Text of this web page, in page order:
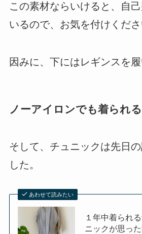
この素材ならいけると、自
いるので、お気を付けくださ
因みに、下にはレギンスを履
ノーアイロンでも着られ
そして、チュニックは先日
した。
あわせて読みたい
１年中着られ
ニックが思っ